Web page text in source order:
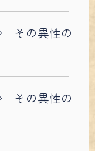
その異性の
その異性の